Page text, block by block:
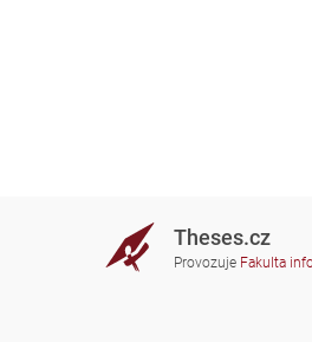
Theses.cz
Provozuje Fakulta